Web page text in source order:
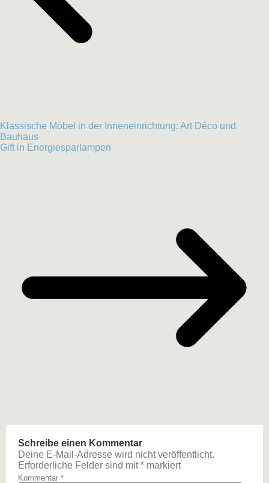
Klassische Möbel in der Inneneinrichtung: Art Déco und
Bauhaus
Gift in Energiesparlampen
Schreibe einen Kommentar
Deine E-Mail-Adresse wird nicht veröffentlicht.
Erforderliche Felder sind mit* markiert
Kommentar *